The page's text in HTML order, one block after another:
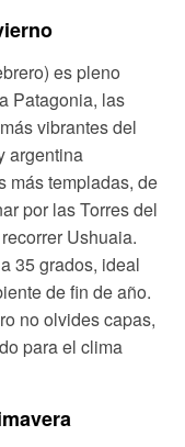
es pleno
Patagonia, las
vibrantes del
argentina
más templadas, de
por las Torres del
Ushuaia.
35 grados, ideal
de fin de año.
no olvides capas,
para el clima